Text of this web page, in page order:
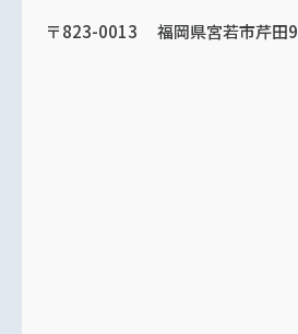
〒823-0013 福岡県宮若市芹田9